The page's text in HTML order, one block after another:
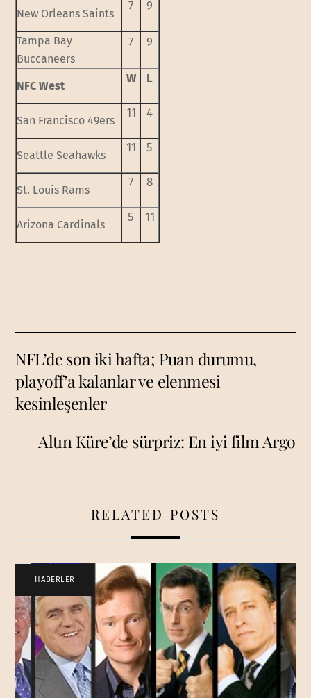
New Orleans Saints
7 9
Tampa Bay
Buccaneers
7 9
NFC West
W L
San Francisco 49ers
11 4
Seattle Seahawks
11 5
St. Louis Rams
7 8
Arizona Cardinals
5 11
NFL’de son iki hafta; Puan durumu,
playoff’a kalanlar ve elenmesi
kesinleşenler
Altın Küre’de sürpriz: En iyi film Argo
RELATED POSTS
HABERLER